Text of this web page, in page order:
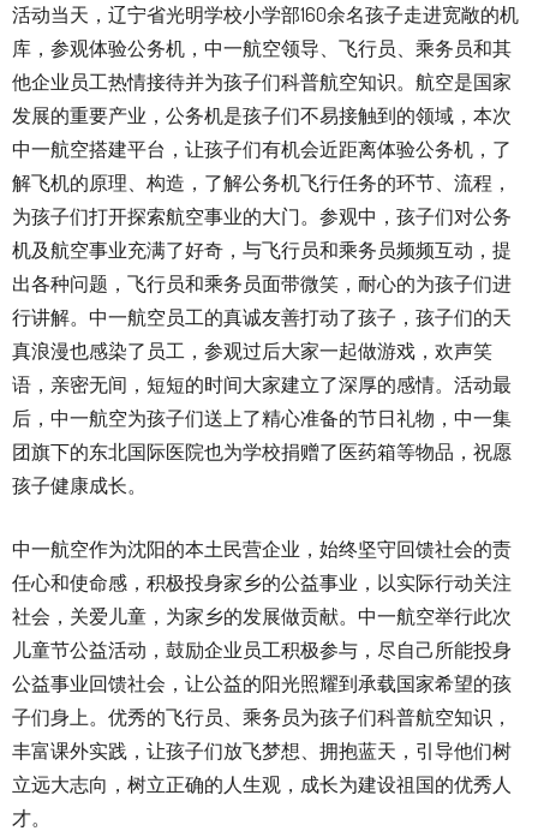
活动当天，辽宁省光明学校小学部160余名孩子走进宽敞的机
库，参观体验公务机，中一航空领导、飞行员、乘务员和其
他企业员工热情接待并为孩子们科普航空知识。航空是国家
发展的重要产业，公务机是孩子们不易接触到的领域，本次
中一航空搭建平台，让孩子们有机会近距离体验公务机，了
解飞机的原理、构造，了解公务机飞行任务的环节、流程，
为孩子们打开探索航空事业的大门。参观中，孩子们对公务
机及航空事业充满了好奇，与飞行员和乘务员频频互动，提
出各种问题，飞行员和乘务员面带微笑，耐心的为孩子们进
行讲解。中一航空员工的真诚友善打动了孩子，孩子们的天
真浪漫也感染了员工，参观过后大家一起做游戏，欢声笑
语，亲密无间，短短的时间大家建立了深厚的感情。活动最
后，中一航空为孩子们送上了精心准备的节日礼物，中一集
团旗下的东北国际医院也为学校捐赠了医药箱等物品，祝愿
孩子健康成长。
中一航空作为沈阳的本土民营企业，始终坚守回馈社会的责
任心和使命感，积极投身家乡的公益事业，以实际行动关注
社会，关爱儿童，为家乡的发展做贡献。中一航空举行此次
儿童节公益活动，鼓励企业员工积极参与，尽自己所能投身
公益事业回馈社会，让公益的阳光照耀到承载国家希望的孩
子们身上。优秀的飞行员、乘务员为孩子们科普航空知识，
丰富课外实践，让孩子们放飞梦想、拥抱蓝天，引导他们树
立远大志向，树立正确的人生观，成长为建设祖国的优秀人
才。